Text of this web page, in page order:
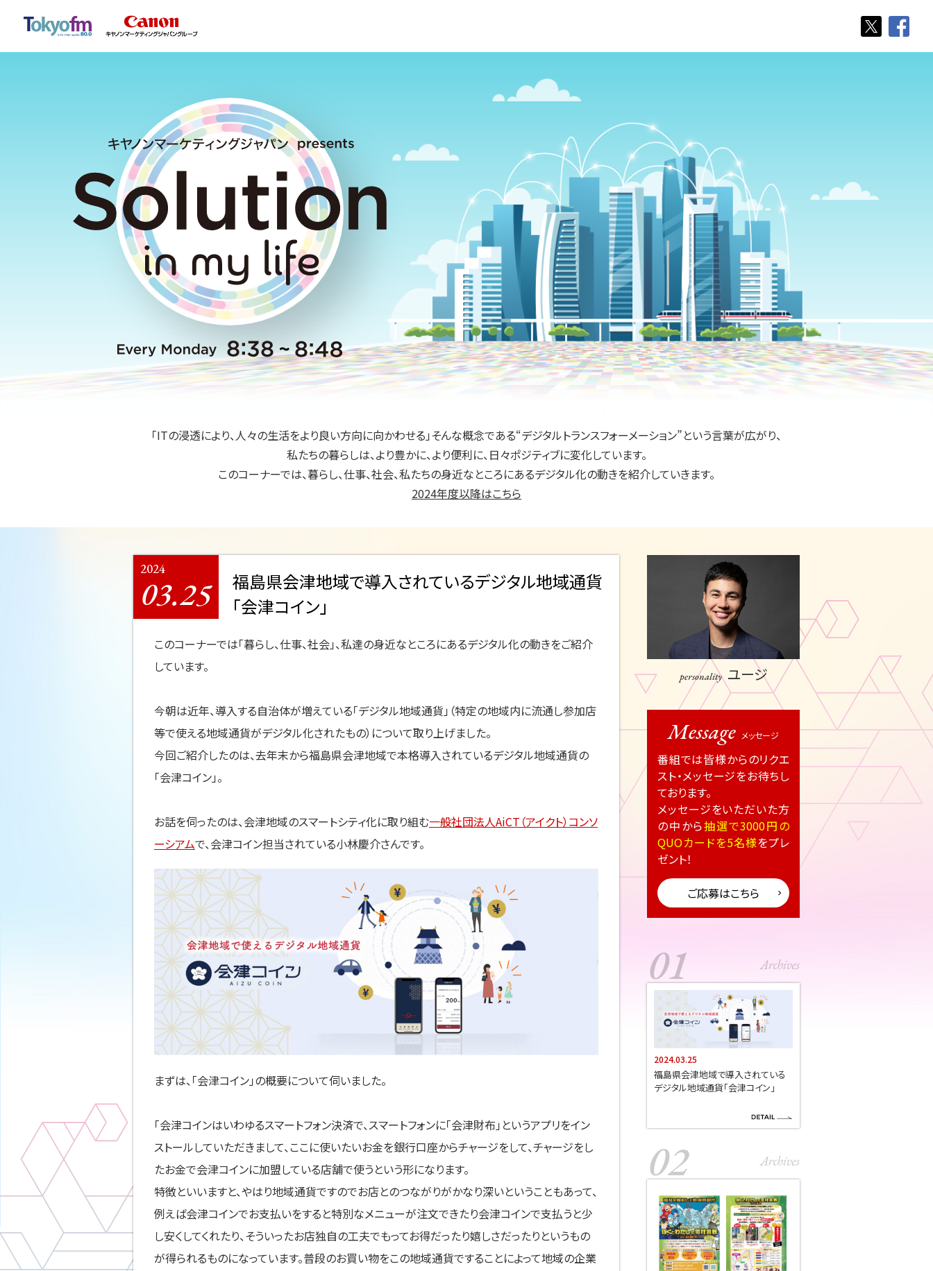
「ITの浸透により、人々の生活をより良い方向に向かわせる」そんな概念である“デジタルトランスフォーメーション”という言葉が広がり、
私たちの暮らしは、より豊かに、より便利に、日々ポジティブに変化しています。
このコーナーでは、暮らし、仕事、社会、私たちの身近なところにあるデジタル化の動きを紹介していきます。
2024年度以降はこちら
2024
03.25
福島県会津地域で導入されているデジタル地域通貨
「会津コイン」
このコーナーでは「暮らし、仕事、社会」、私達の身近なところにあるデジタル化の動きをご紹介
しています。
今朝は近年、導入する自治体が増えている「デジタル地域通貨」（特定の地域内に流通し参加店
等で使える地域通貨がデジタル化されたもの）について取り上げました。
今回ご紹介したのは、去年末から福島県会津地域で本格導入されているデジタル地域通貨の
「会津コイン」。
お話を伺ったのは、会津地域のスマートシティ化に取り組む一般社団法人AiCT（アイクト）コンソ
ーシアムで、会津コイン担当されている小林慶介さんです。
まずは、「会津コイン」の概要について伺いました。
「会津コインはいわゆるスマートフォン決済で、スマートフォンに「会津財布」というアプリをイン
ストールしていただきまして、ここに使いたいお金を銀行口座からチャージをして、チャージをし
たお金で会津コインに加盟している店舗で使うという形になります。
特徴といいますと、やはり地域通貨ですのでお店とのつながりがかなり深いということもあって、
例えば会津コインでお支払いをすると特別なメニューが注文できたり会津コインで支払うと少
し安くしてくれたり、そういったお店独自の工夫でもってお得だったり嬉しさだったりというもの
が得られるものになっています。普段のお買い物をこの地域通貨ですることによって地域の企業
personality ユージ
Message メッセージ
番組では皆様からのリクエ
スト・メッセージをお待ちし
ております。
メッセージをいただいた方
の中から抽選で3000円の
QUOカードを5名様をプレ
ゼント！
ご応募はこちら
2024.03.25
福島県会津地域で導入されている
デジタル地域通貨「会津コイン」